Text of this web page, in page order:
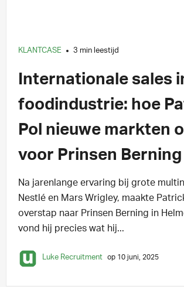
KLANTCASE 3 min leestijd
Internationale sales
foodindustrie: hoe
Pol nieuwe markten
voor Prinsen Berning
Na jarenlange ervaring bij grote
Nestlé en Mars Wrigley, maakte
overstap naar Prinsen Berning in
vond hij precies wat hij...
Luke Recruitment op 10 juni, 2025